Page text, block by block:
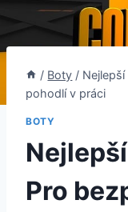
/ Boty /
pohodlí v práci
BOTY
Pro